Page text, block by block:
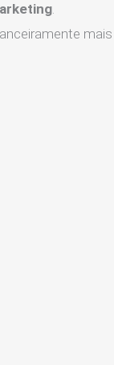
.
mais